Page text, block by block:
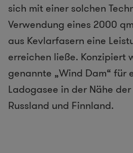
sich mit einer solchen
Verwendung eines 2000
aus Kevlarfasern eine
erreichen ließe. Konzipiert
genannte „Wind Dam“ für
Ladogasee in der Nähe
Russland und Finnland.